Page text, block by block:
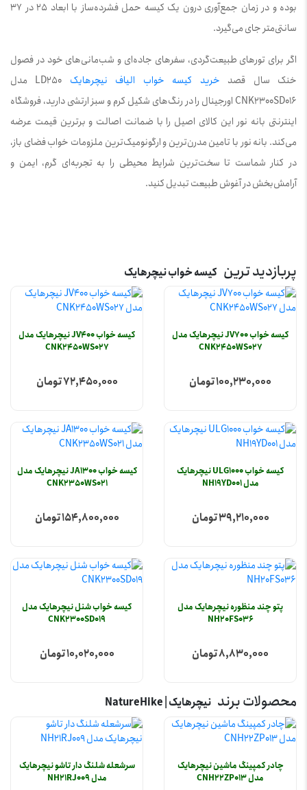
بوده و در زمان جمع‌آوری درون یک کیسه حمل فشرده‌ساز با ابعاد 25 در 37
سانتی‌متر جای می‌گیرد.
اگر برای تورهای طبیعت‌گردی، سفرهای جاده‌ای و شب‌مانی‌های خود در فصول
خنک سال قصد خرید کیسه خواب الیاف نیچرهایک
LD250 مدل
CNK2300SD016 اورجینال را در رنگ‌های شکیل کرم و سبز ارتشی دارید، فروشگاه
اینترنتی بانه نور این کالای اصیل را با ضمانت اصالت و برترین قیمت عرضه
می‌کند. بانه نور با تامین مدرن‌ترین و ارگونومیک‌ترین ملزومات خواب فضای باز،
در کنار شماست تا سخت‌ترین شرایط محیطی را به تجربه‌ای گرم، ایمن و
آرامش‌بخش در آغوش طبیعت تبدیل کنید.
پربازدید ترین کیسه خواب نیچرهایک
کیسه خواب JV700 نیچرهایک مدل
CNK2450WS027
100,230,000 تومان
کیسه خواب JV400 نیچرهایک مدل
CNK2450WS027
72,450,000 تومان
کیسه خواب ULG1000 نیچرهایک
مدل NH19YD001
39,210,000 تومان
کیسه خواب JA1300 نیچرهایک مدل
CNK2350WS021
154,800,000 تومان
پتو چند منظوره نیچرهایک مدل
NH20FS036
8,830,000 تومان
کیسه خواب شنل نیچرهایک مدل
CNK2300SD019
10,020,000 تومان
محصولات برند نیچرهایک | NatureHike
چادر کمپینگ ماشین نیچرهایک
مدل CNH22ZP013
سرشعله شلنگ دار تاشو نیچرهایک
مدل NH21RJ009